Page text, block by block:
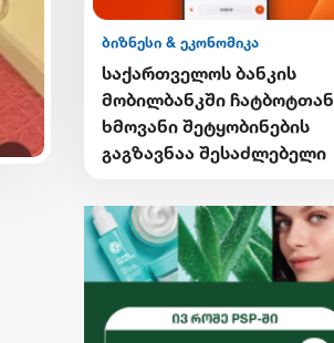
ESG
ბიზნესი & ეკონომიკა
საქართველოს ბანკის
მობილბანკში ჩატბოტთან
ხმოვანი შეტყობინების
გაგზავნაა შესაძლებელი